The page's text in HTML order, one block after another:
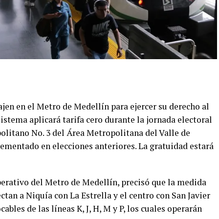
en el Metro de Medellín para ejercer su derecho al
aplicará tarifa cero durante la jornada electoral
No. 3 del Área Metropolitana del Valle de
en elecciones anteriores. La gratuidad estará
del Metro de Medellín, precisó que la medida
a Niquía con La Estrella y el centro con San Javier
de las líneas K, J, H, M y P, los cuales operarán